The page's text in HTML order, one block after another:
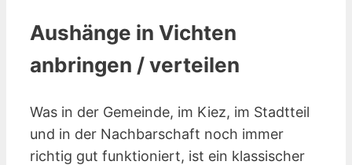
Aushänge in Vichten
anbringen / verteilen
Was in der Gemeinde, im Kiez, im Stadtteil
und in der Nachbarschaft noch immer
richtig gut funktioniert, ist ein klassischer